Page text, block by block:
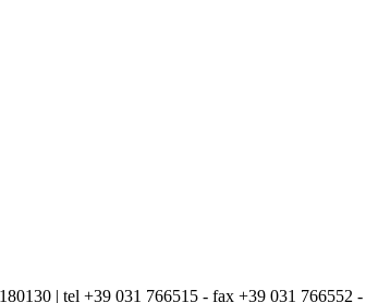
| tel +39 031 766515 - fax +39 031 766552 -